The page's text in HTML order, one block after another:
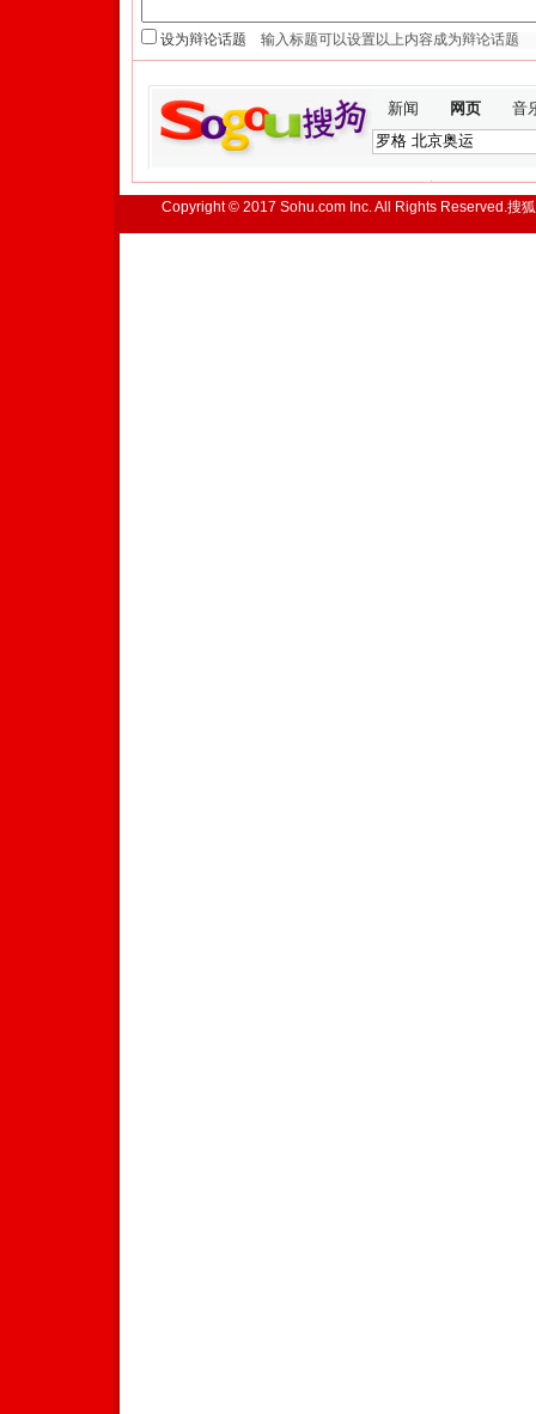
设为辩论话题
新闻 网页 音
Copyright © 2017 Sohu.com Inc. All Rights Reserved.搜